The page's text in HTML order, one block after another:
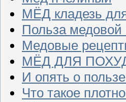
МЁД кладезь
Польза медовой
Медовые
МЁД ДЛЯ
И опять о
Что такое